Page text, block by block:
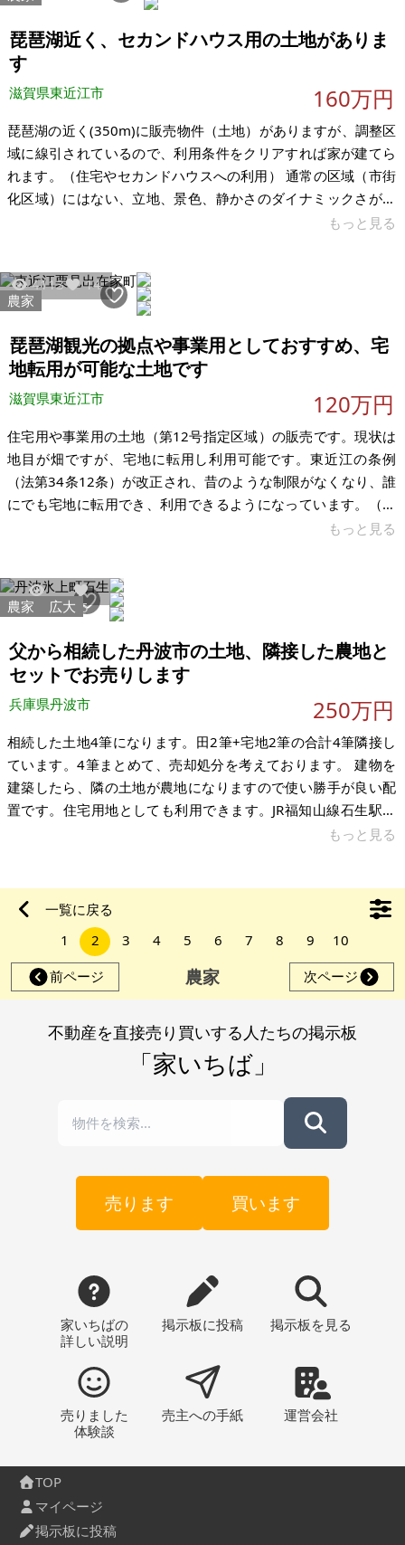
木造かわらぶき2階建 現況：空き家 (2026年5月～) 希望価格：
1,200万円 ※現状有姿
琵琶湖近く、セカンドハウス用の土地がありま
す
滋賀県東近江市 160万円
琵琶湖の近く(350m)に販売物件（土地）がありますが、調整区
域に線引されているので、利用条件をクリアすれば家が建てら
れます。（住宅やセカンドハウスへの利用） 通常の区域（市街
化区域）にはない、立地、景色、静かさのダイナミックさがあ
り、物件としては数少ないので、この自然環境を好む方には、
例（都市計画法）で12号区域に該当する。 ・東近江市の12号区
域は、平成28年の市条例（都市計画法）で緩和され、住む前提
であれば、誰でも家が建てられるようになった。（属人要件の
緩和、但し開発許可
もっと見る
4113
14
農家
琵琶湖観光の拠点や事業用としておすすめ、宅
地転用が可能な土地です
滋賀県東近江市 120万円
住宅用や事業用の土地（第12号指定区域）の販売です。現状は
地目が畑ですが、宅地に転用し利用可能です。東近江の条例
（法第34条12条）が改正され、昔のような制限がなくなり、誰
にでも宅地に転用でき、利用できるようになっています。（東
近江市 都市整備部都市計画課 電話 0748-24-5655） 価格の希
築物の用途は、自己の居住の用に供する一戸建住宅以外の用途
は認められない。 ・ 申請者は、自己の用に供する住宅を必要と
する者に限る。 特記 ・畑の転用物件ですので価格にメリットが
あ
もっと見る
9561 35
農家 広大
父から相続した丹波市の土地、隣接した農地と
セットでお売りします
兵庫県丹波市 250万円
相続した土地4筆になります。田2筆+宅地2筆の合計4筆隣接し
ています。4筆まとめて、売却処分を考えております。 建物を
建築したら、隣の土地が農地になりますので使い勝手が良い配
置です。住宅用地としても利用できます。JR福知山線石生駅よ
り徒歩10分です。スーパーマーケット、兵庫県立丹波医療セン
医療センター、JR石生駅も近い丹波市の中でも人気の地区です
(東小学校区)。前面道路に上下水道管あり、このあたりのガス
は、プロパンガスです。 【物件概要】※古屋付土地 場所：兵庫
県丹波市氷
もっと見る
一覧に戻る
1
2 3 4 5 6 7 8 9
10
前ページ
農家 次ページ
不動産を直接売り買いする人たちの掲示板
「家いちば」
売ります 買います
家いちばの
詳しい説明
掲示板に投稿 掲示板 を見る
売りました
体験談
売主への手紙 運営会社
TOP
マイページ
掲示板に投稿